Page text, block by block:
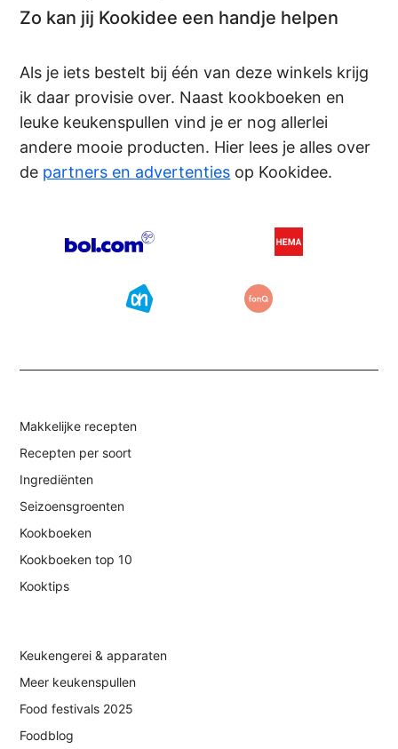
Zo kan jij Kookidee een handje helpen
Als je iets bestelt bij één van deze winkels krijg
ik daar provisie over. Naast kookboeken en
leuke keukenspullen vind je er nog allerlei
andere mooie producten. Hier lees je alles over
de partners en advertenties op Kookidee.
Makkelijke recepten
Recepten per soort
Ingrediënten
Seizoensgroenten
Kookboeken
Kookboeken top 10
Kooktips
Keukengerei & apparaten
Meer keukenspullen
Food festivals 2025
Foodblog